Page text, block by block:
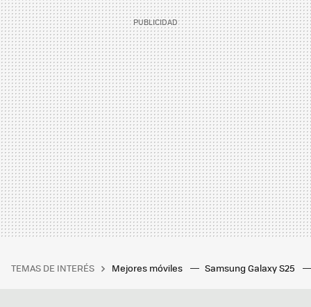
TEMAS DE INTERÉS Mejores móviles Samsung Galaxy S25